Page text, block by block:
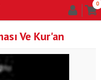
0
Ve Kur'an